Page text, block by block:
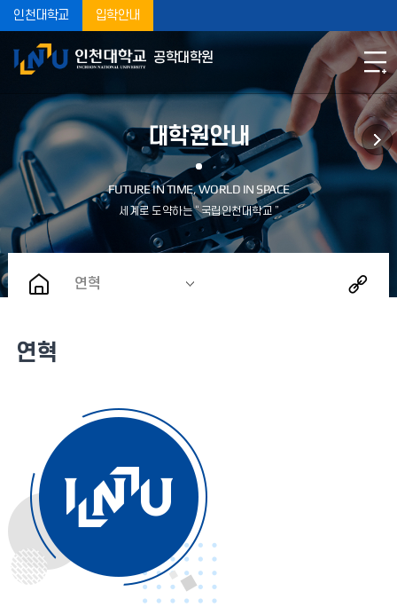
인천대학교 입학안내
공학대학원
대학원안내
연혁
연혁